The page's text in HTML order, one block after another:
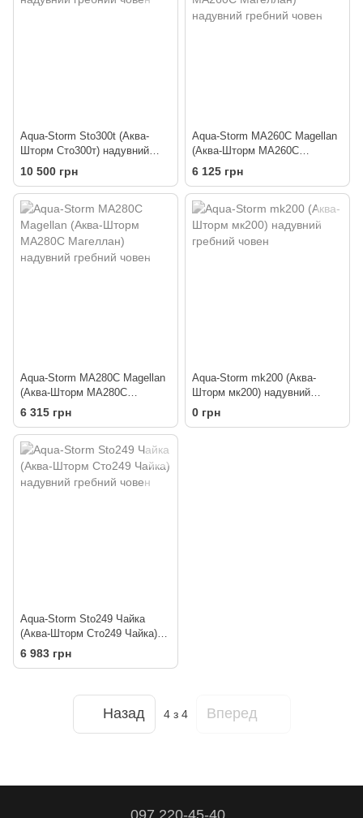
Aqua-Storm Sto300t (Аква-
Шторм Сто300т) надувний
гребний човен
10 500 грн
Aqua-Storm MA260C Magellan
(Аква-Шторм МА260С
Магеллан) надувний гребний
6 125 грн
Aqua-Storm MA280C Magellan
(Аква-Шторм МА280С
Магеллан) надувний гребний
6 315 грн
Aqua-Storm mk200 (Аква-
Шторм мк200) надувний
гребний човен
0 грн
Aqua-Storm Sto249 Чайка
(Аква-Шторм Сто249 Чайка)
надувний гребний човен
6 983 грн
Назад 4з 4 Вперед
097 220-45-40